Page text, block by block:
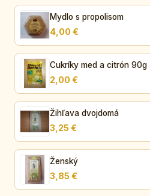
Mydlo s propolisom
4,00 €
Cukríky med a citrón 90g
2,00 €
Žihľava dvojdomá
3,25 €
Ženský
3,85 €